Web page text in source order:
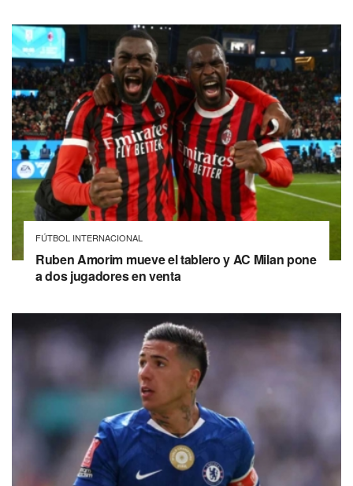
FÚTBOL INTERNACIONAL
Ruben Amorim mueve el tablero y AC Milan pone
a dos jugadores en venta